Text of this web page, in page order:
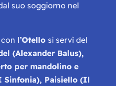
suo soggiorno nel
con l’Otello si servì del
(Alexander Balus),
per mandolino e
Sinfonia), Paisiello (Il